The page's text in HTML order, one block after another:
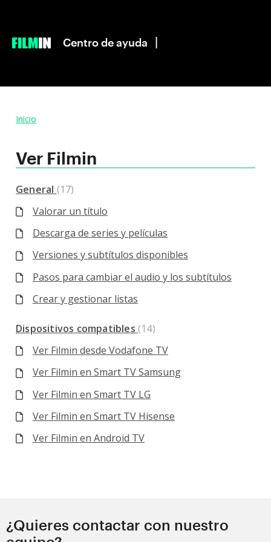
|
Centro de ayuda
Inicio
Ver Filmin
General 17
Valorar un título
Descarga de series y películas
Versiones y subtítulos disponibles
Pasos para cambiar el audio y los subtítulos
Crear y gestionar listas
Dispositivos compatibles 14
Ver Filmin desde Vodafone TV
Ver Filmin en Smart TV Samsung
Ver Filmin en Smart TV LG
Ver Filmin en Smart TV Hisense
Ver Filmin en Android TV
¿Quieres contactar con nuestro